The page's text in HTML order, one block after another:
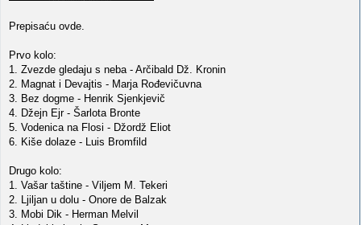
Prepisaću ovde.
Prvo kolo:
1. Zvezde gledaju s neba - Arčibald Dž. Kronin
2. Magnat i Devajtis - Marja Rođevičuvna
3. Bez dogme - Henrik Sjenkjevič
4. Džejn Ejr - Šarlota Bronte
5. Vodenica na Flosi - Džordž Eliot
6. Kiše dolaze - Luis Bromfild
Drugo kolo:
1. Vašar taštine - Viljem M. Tekeri
2. Ljiljan u dolu - Onore de Balzak
3. Mobi Dik - Herman Melvil